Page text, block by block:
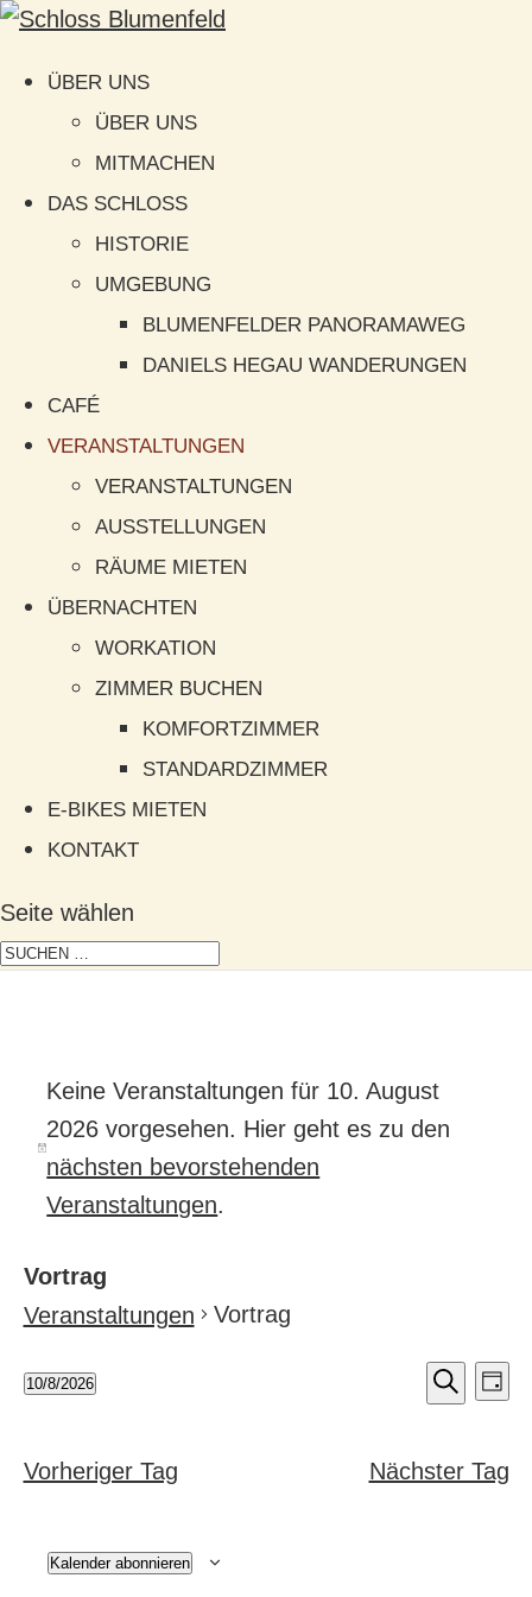
ÜBER UNS
ÜBER UNS
MITMACHEN
DAS SCHLOSS
HISTORIE
UMGEBUNG
BLUMENFELDER PANORAMAWEG
DANIELS HEGAU WANDERUNGEN
CAFÉ
VERANSTALTUNGEN
VERANSTALTUNGEN
AUSSTELLUNGEN
RÄUME MIETEN
ÜBERNACHTEN
WORKATION
ZIMMER BUCHEN
KOMFORTZIMMER
STANDARDZIMMER
E-BIKES MIETEN
KONTAKT
Seite wählen
Keine Veranstaltungen für 10. August
2026 vorgesehen. Hier geht es zu den
nächsten bevorstehenden
Veranstaltungen.
Vortrag
Veranstaltungen
Vortrag
und
Suche
Tag
10/8/2026
Vorheriger Tag Nächster Tag
Kalender abonnieren